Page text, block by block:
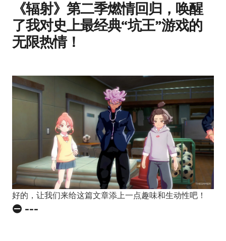
《辐射》第二季燃情回归，唤醒
了我对史上最经典“坑王”游戏的
无限热情！
好的，让我们来给这篇文章添上一点趣味和生动性吧！
⛔ ---